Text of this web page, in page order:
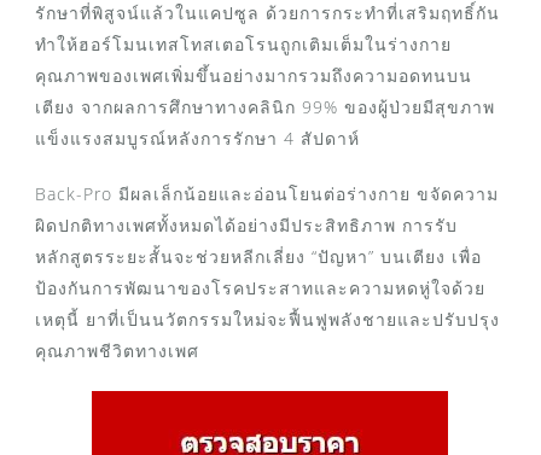
รักษาที่พิสูจน์แล้วในแคปซูล ด้วยการกระทำที่เสริมฤทธิ์กัน
ทำให้ฮอร์โมนเทสโทสเตอโรนถูกเติมเต็มในร่างกาย
คุณภาพของเพศเพิ่มขึ้นอย่างมากรวมถึงความอดทนบน
เตียง จากผลการศึกษาทางคลินิก 99% ของผู้ป่วยมีสุขภาพ
แข็งแรงสมบูรณ์หลังการรักษา 4 สัปดาห์
Back-Pro มีผลเล็กน้อยและอ่อนโยนต่อร่างกาย ขจัดความ
ผิดปกติทางเพศทั้งหมดได้อย่างมีประสิทธิภาพ การรับ
หลักสูตรระยะสั้นจะช่วยหลีกเลี่ยง “ปัญหา” บนเตียง เพื่อ
ป้องกันการพัฒนาของโรคประสาทและความหดหู่ใจด้วย
เหตุนี้ ยาที่เป็นนวัตกรรมใหม่จะฟื้นฟูพลังชายและปรับปรุง
คุณภาพชีวิตทางเพศ